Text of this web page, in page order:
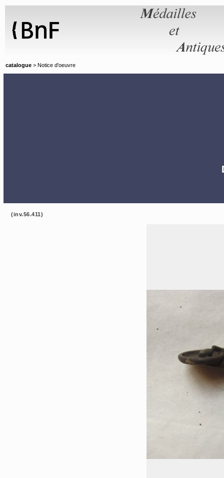
catalogue > Notice d'oeuvre
(inv.56.411)